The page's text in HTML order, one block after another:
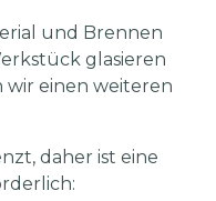
und Brennen
glasieren
wir einen weiteren
daher ist eine